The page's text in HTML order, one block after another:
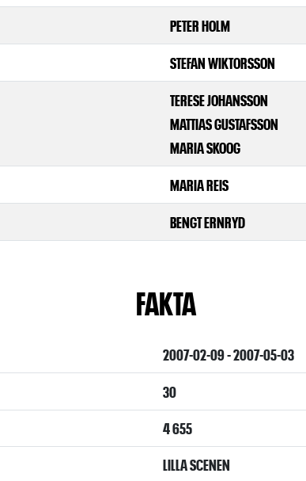
PETER HOLM
STEFAN WIKTORSSON
TERESE JOHANSSON
MATTIAS GUSTAFSSON
MARIA SKOOG
MARIA REIS
BENGT ERNRYD
FAKTA
2007-02-09 - 2007-05-03
30
4 655
LILLA SCENEN